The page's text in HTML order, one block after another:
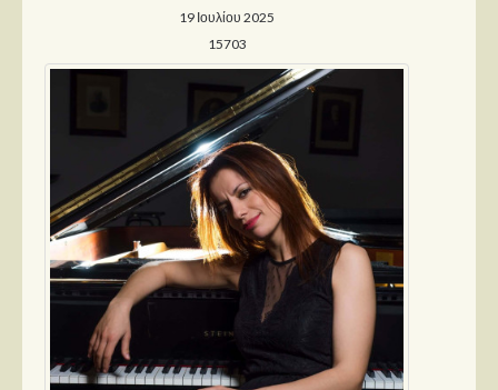
Παρουσιάσεις
Δίσκοι
Ταινίες
Βιβλία
Video News
Καλλιτέχνες
Μουσικοί
Διάφοροι
Εκτός Συνόρων
19 Ιουλίου 2025
15703